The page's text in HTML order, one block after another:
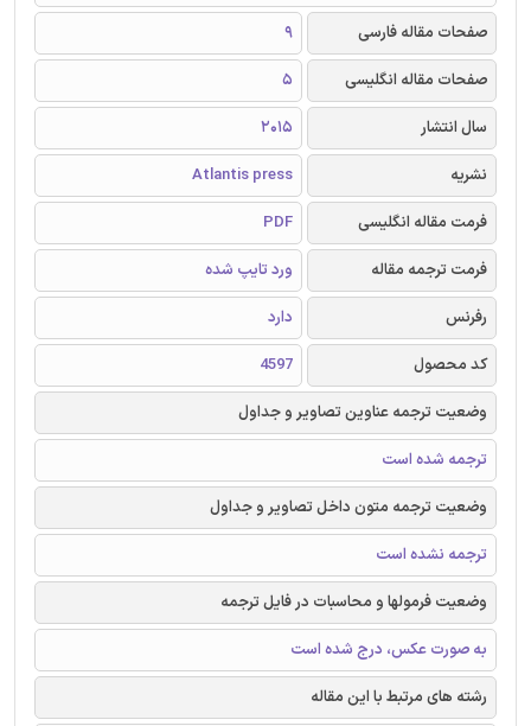
صفحات مقاله فارسی
9
صفحات مقاله انگلیسی
5
سال انتشار
2015
نشریه
Atlantis press
فرمت مقاله انگلیسی
PDF
فرمت ترجمه مقاله
ورد تایپ شده
رفرنس
دارد
کد محصول
4597
وضعیت ترجمه عناوین تصاویر و جداول
ترجمه شده است
وضعیت ترجمه متون داخل تصاویر و جداول
ترجمه نشده است
وضعیت فرمولها و محاسبات در فایل ترجمه
به صورت عکس، درج شده است
رشته های مرتبط با این مقاله